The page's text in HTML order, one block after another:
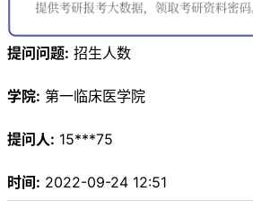
提问问题: 招生人数
学院: 第一临床医学院
提问人: 15***75
时间: 2022-09-24 12:51